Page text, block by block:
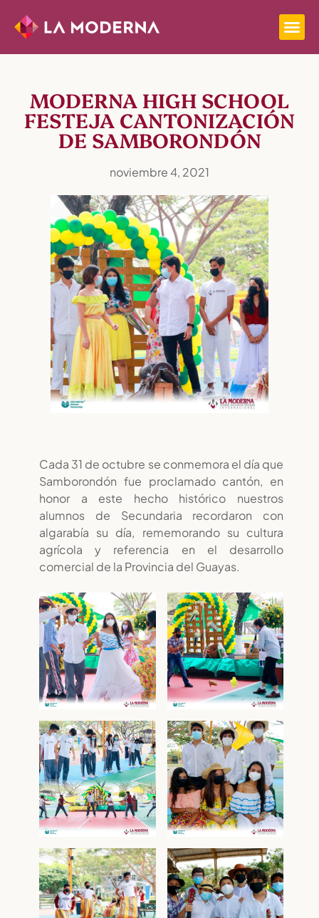
MODERNA HIGH SCHOOL
FESTEJA CANTONIZACIÓN
DE SAMBORONDÓN
noviembre 4, 2021
Cada 31 de octubre se conmemora el día que
Samborondón fue proclamado cantón, en
honor a este hecho histórico nuestros
alumnos de Secundaria recordaron con
algarabía su día, rememorando su cultura
agrícola y referencia en el desarrollo
comercial de la Provincia del Guayas.